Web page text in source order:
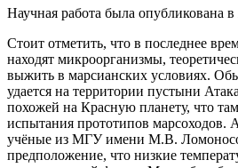
Научная работа была опубликована
Стоит отметить, что в последнее
находят микроорганизмы,
выжить в марсианских условиях.
удается на территории пустыни
похожей на Красную планету, что
испытания прототипов марсоходов.
учёные из МГУ имени М.В.
предположение, что низкие